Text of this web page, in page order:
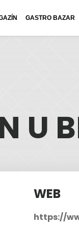
GASTRO BAZAR
U
WEB
https://